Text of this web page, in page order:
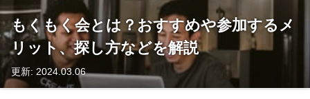
もくもく会とは？おすすめや参加するメ
リット、探し方などを解説
更新: 2024.03.06